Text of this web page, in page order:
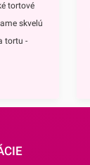
tortové
skvelú
tortu -
-